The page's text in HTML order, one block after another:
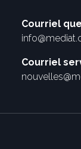
Courriel
Courriel